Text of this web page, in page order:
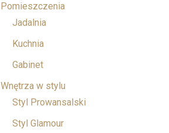
Pomieszczenia
Jadalnia
Kuchnia
Gabinet
Wnętrza w stylu
Styl Prowansalski
Styl Glamour